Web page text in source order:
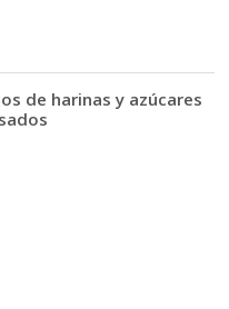
de harinas y azúcares